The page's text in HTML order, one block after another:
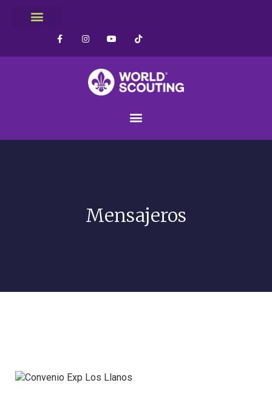
Mensajeros